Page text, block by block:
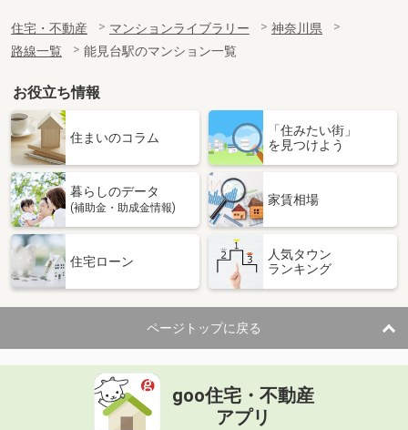
住宅・不動産 マンションライブラリー
神奈川県
路線一覧
能見台駅のマンション一覧
お役立ち情報
住まいのコラム
「住みたい街」
を見つけよう
暮らしのデータ
(補助金・助成金情報)
家賃相場
住宅ローン
人気タウン
ランキング
ページトップに戻る
goo住宅・不動産
アプリ